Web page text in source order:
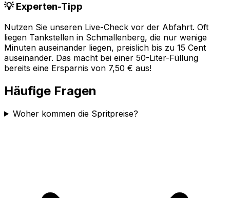
💡 Experten-Tipp
Nutzen Sie unseren Live-Check vor der Abfahrt. Oft
liegen Tankstellen in Schmallenberg, die nur wenige
Minuten auseinander liegen, preislich bis zu 15 Cent
auseinander. Das macht bei einer 50-Liter-Füllung
bereits eine Ersparnis von 7,50 € aus!
Häufige Fragen
Woher kommen die Spritpreise?